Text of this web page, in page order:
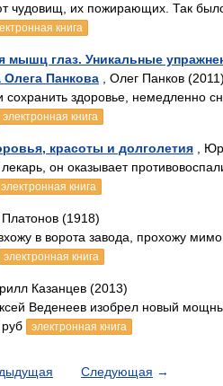
их пожирающих. Так было
книга
мышц глаз. Уникальные
Панкова , Олег Панков (2011)
сохранить здоровье, немедленно
электронная книга
красоты и долголетия ,
он оказывает
электронная книга
(1918)
в ворота завода, прохожу
электронная книга
Казанцев (2013)
Веденеев изобрел новый
электронная книга
Следующая →